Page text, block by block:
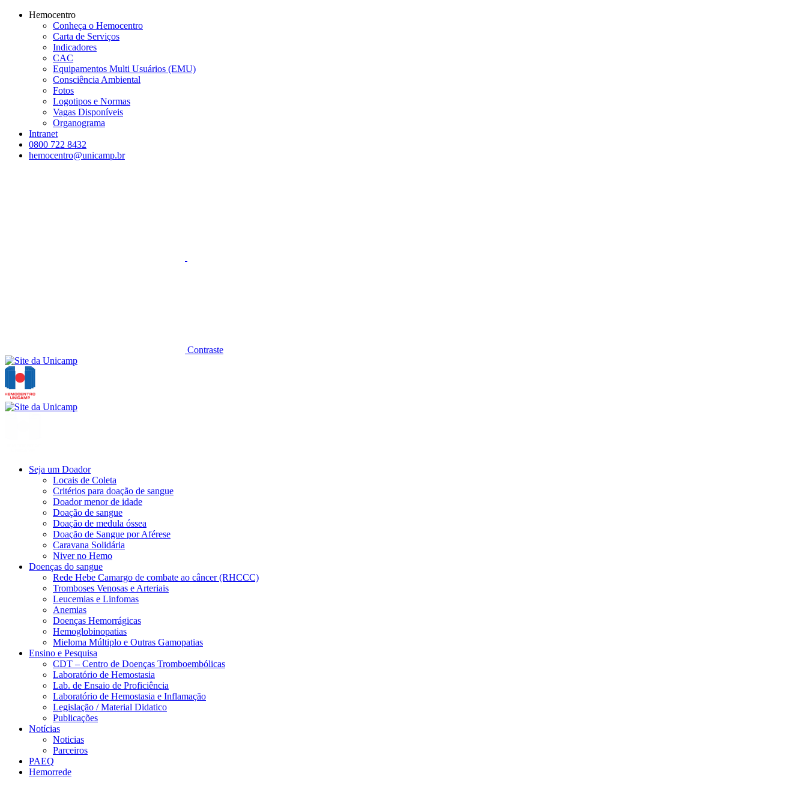
Conteúdo principal
Hemocentro
Conheça o Hemocentro
Carta de Serviços
Indicadores
CAC
Equipamentos Multi Usuários (EMU)
Consciência Ambiental
Fotos
Logotipos e Normas
Vagas Disponíveis
Organograma
Intranet
0800 722 8432
hemocentro@unicamp.br
Contraste
Seja um Doador
Locais de Coleta
Critérios para doação de sangue
Doador menor de idade
Doação de sangue
Doação de medula óssea
Doação de Sangue por Aférese
Caravana Solidária
Niver no Hemo
Doenças do sangue
Rede Hebe Camargo de combate ao câncer (RHCCC)
Tromboses Venosas e Arteriais
Leucemias e Linfomas
Anemias
Doenças Hemorrágicas
Hemoglobinopatias
Mieloma Múltiplo e Outras Gamopatias
Ensino e Pesquisa
CDT – Centro de Doenças Tromboembólicas
Laboratório de Hemostasia
Lab. de Ensaio de Proficiência
Laboratório de Hemostasia e Inflamação
Legislação / Material Didatico
Publicações
Notícias
Noticias
Parceiros
PAEQ
Hemorrede